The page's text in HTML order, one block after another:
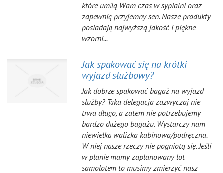
które umilą Wam czas w sypialni oraz
zapewnią przyjemny sen. Nasze produkty
posiadają najwyższą jakość i piękne
wzorni...
Jak spakować się na krótki
wyjazd służbowy?
Jak dobrze spakować bagaż na wyjazd
służby? Taka delegacja zazwyczaj nie
trwa długo, a zatem nie potrzebujemy
bardzo dużego bagażu. Wystarczy nam
niewielka walizka kabinowa/podręczna.
W niej nasze rzeczy nie pogniotą się. Jeśli
w planie mamy zaplanowany lot
samolotem to musimy zmierzyć nasz